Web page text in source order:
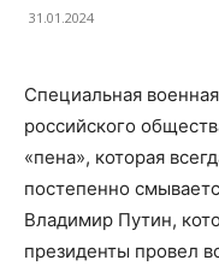
31.01.2024
Специальная
российского
«пена», которая
постепенно
Владимир Путин,
президенты провел